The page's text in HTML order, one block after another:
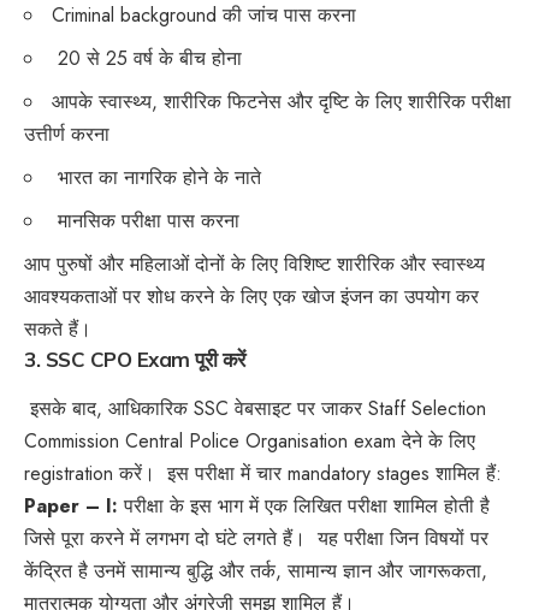
Criminal background की जांच पास करना
20 से 25 वर्ष के बीच होना
आपके स्वास्थ्य, शारीरिक फिटनेस और दृष्टि के लिए शारीरिक परीक्षा
उत्तीर्ण करना
भारत का नागरिक होने के नाते
मानसिक परीक्षा पास करना
आप पुरुषों और महिलाओं दोनों के लिए विशिष्ट शारीरिक और स्वास्थ्य
आवश्यकताओं पर शोध करने के लिए एक खोज इंजन का उपयोग कर
सकते हैं।
3. SSC CPO Exam पूरी करें
इसके बाद, आधिकारिक SSC वेबसाइट पर जाकर Staff Selection
Commission Central Police Organisation exam देने के लिए
registration करें। इस परीक्षा में चार mandatory stages शामिल हैं:
Paper – I:परीक्षा के इस भाग में एक लिखित परीक्षा शामिल होती है
जिसे पूरा करने में लगभग दो घंटे लगते हैं। यह परीक्षा जिन विषयों पर
केंद्रित है उनमें सामान्य बुद्धि और तर्क, सामान्य ज्ञान और जागरूकता,
मात्रात्मक योग्यता और अंग्रेजी समझ शामिल हैं।